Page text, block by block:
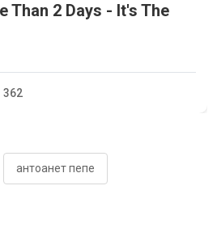
Than 2 Days - It's The
362
антоанет пепе